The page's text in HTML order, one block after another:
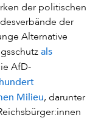
der politischen
der
Alternative
als
AfD-
Milieu, darunter